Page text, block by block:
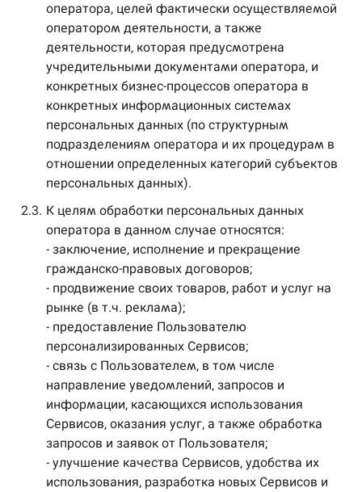
оператора, целей фактически осуществляемой
оператором деятельности, а также
деятельности, которая предусмотрена
учредительными документами оператора, и
конкретных бизнес-процессов оператора в
конкретных информационных системах
персональных данных (по структурным
подразделениям оператора и их процедурам в
отношении определенных категорий субъектов
персональных данных).
2.3. К целям обработки персональных данных
оператора в данном случае относятся:
- заключение, исполнение и прекращение
гражданско-правовых договоров;
- продвижение своих товаров, работ и услуг на
рынке (в т.ч. реклама);
- предоставление Пользователю
персонализированных Сервисов;
- связь с Пользователем, в том числе
направление уведомлений, запросов и
информации, касающихся использования
Сервисов, оказания услуг, а также обработка
запросов и заявок от Пользователя;
- улучшение качества Сервисов, удобства их
использования, разработка новых Сервисов и